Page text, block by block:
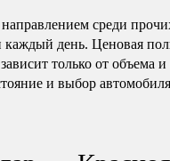
среди
каждый день. Ценовая
только от объема и
и выбор